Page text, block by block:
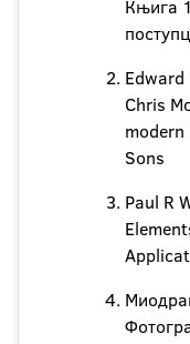
Књига
Edward
Chris
Sons
Paul R